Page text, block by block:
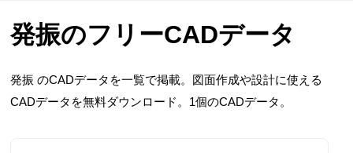
発振のフリーCADデータ
発振 のCADデータを一覧で掲載。図面作成や設計に使える
CADデータを無料ダウンロード。1個のCADデータ。